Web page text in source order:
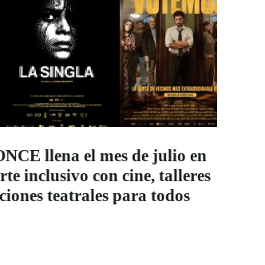
llena el mes de julio en
inclusivo con cine, talleres
teatrales para todos